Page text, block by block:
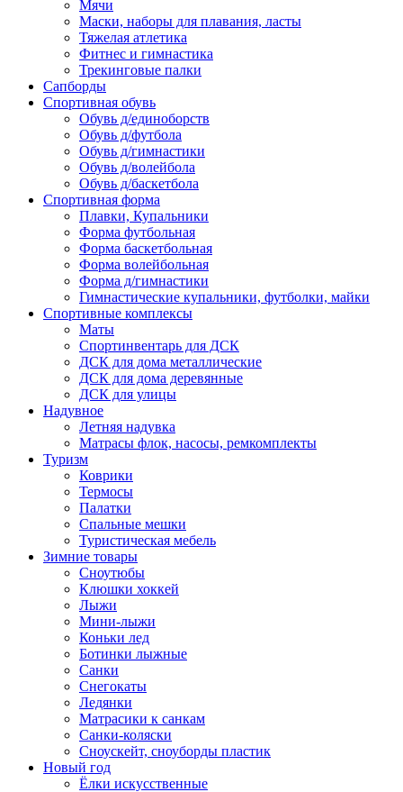
Мячи
Маски, наборы для плавания, ласты
Тяжелая атлетика
Фитнес и гимнастика
Трекинговые палки
Сапборды
Спортивная обувь
Обувь д/единоборств
Обувь д/футбола
Обувь д/гимнастики
Обувь д/волейбола
Обувь д/баскетбола
Спортивная форма
Плавки, Купальники
Форма футбольная
Форма баскетбольная
Форма волейбольная
Форма д/гимнастики
Гимнастические купальники, футболки, майки
Спортивные комплексы
Маты
Спортинвентарь для ДСК
ДСК для дома металлические
ДСК для дома деревянные
ДСК для улицы
Надувное
Летняя надувка
Матрасы флок, насосы, ремкомплекты
Туризм
Коврики
Термосы
Палатки
Спальные мешки
Туристическая мебель
Зимние товары
Сноутюбы
Клюшки хоккей
Лыжи
Мини-лыжи
Коньки лед
Ботинки лыжные
Санки
Снегокаты
Ледянки
Матрасики к санкам
Санки-коляски
Сноускейт, сноуборды пластик
Новый год
Ёлки искусственные